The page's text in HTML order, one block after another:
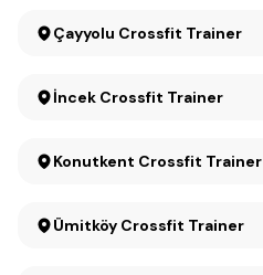
Çayyolu Crossfit Trainer
İncek Crossfit Trainer
Konutkent Crossfit Trainer
Ümitköy Crossfit Trainer